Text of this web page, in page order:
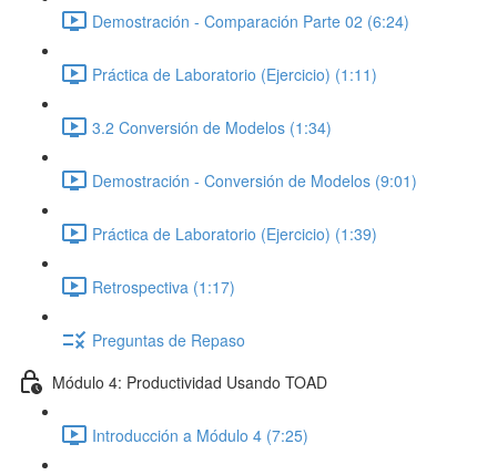
Demostración - Comparación Parte 02 (6:24)
Práctica de Laboratorio (Ejercicio) (1:11)
3.2 Conversión de Modelos (1:34)
Demostración - Conversión de Modelos (9:01)
Práctica de Laboratorio (Ejercicio) (1:39)
Retrospectiva (1:17)
Preguntas de Repaso
Módulo 4: Productividad Usando TOAD
Introducción a Módulo 4 (7:25)